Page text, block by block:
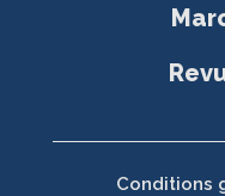
Conditions